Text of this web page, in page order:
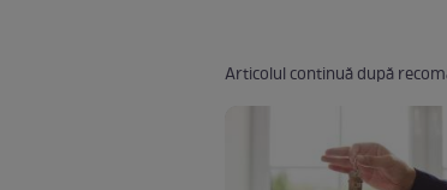
Articolul continuă după